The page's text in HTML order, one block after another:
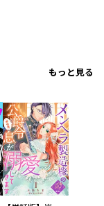
もっと見る